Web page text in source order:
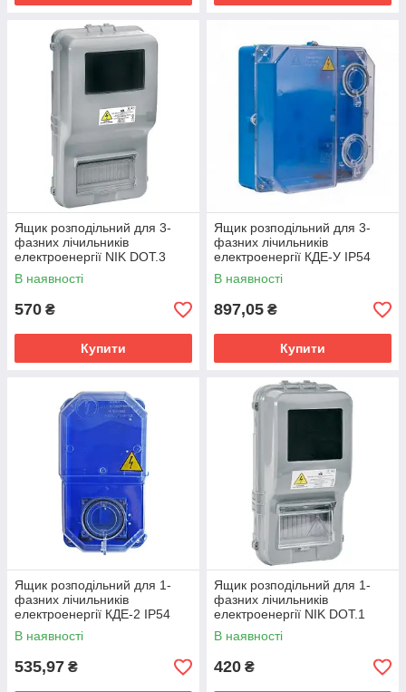
Ящик розподільний для 3-
фазних лічильників
електроенергії NIK DOT.3
IP54
В наявності
570 ₴
Купити
Ящик розподільний для 3-
фазних лічильників
електроенергії КДЕ-У IP54
В наявності
897,05 ₴
Купити
Ящик розподільний для 1-
фазних лічильників
електроенергії КДЕ-2 IP54
В наявності
535,97 ₴
Ящик розподільний для 1-
фазних лічильників
електроенергії NIK DOT.1
IP54
В наявності
420 ₴